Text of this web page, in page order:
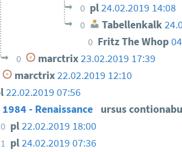
0 pl24.02.2019 14:08
0 Tabellenkalk
0 Fritz The Whop
0 marctrix23.02.2019 17:39
marctrix 22.02.2019 12:10
22.02.2019 07:56
1984 - Renaissance ursus
0 pl22.02.2019 18:00
1 pl24.02.2019 07:36